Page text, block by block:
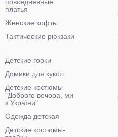
платья
Женские кофты
Тактические рюкзаки
Детские горки
Домики для кукол
Детские костюмы
"Доброго вечора, ми
з України"
Одежда детская
Детские костюмы-